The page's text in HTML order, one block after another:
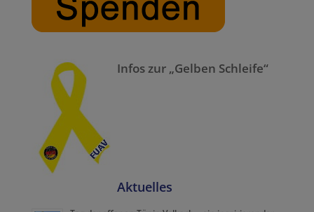
Infos zur „Gelben Schleife“
Aktuelles